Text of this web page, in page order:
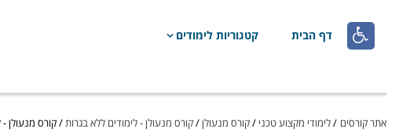
 דף הבית קטגוריות לימודים
אתר קורסים /לימודי מקצוע טכני /קורס מנעולן/קורס מנעולן - לימודים ללא בגרות/קורס מנעולן